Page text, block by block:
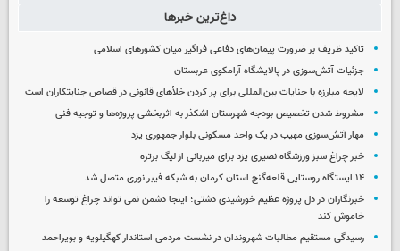
داغ‌ترین خبرها
تاکید ظریف بر ضرورت پیمان‌های دفاعی فراگیر میان کشورهای اسلامی
جزئیات آتش‌سوزی در پالایشگاه آرامکوی عربستان
لایحه مبارزه با جنایات بین‌المللی برای پر کردن خلأهای قانونی در قصاص جنایتکاران است
مشروط شدن تخصیص بودجه شهرستان اشکذر به اثربخشی پروژه‌ها و توجیه فنی
مهار آتش‌سوزی مهیب در یک واحد مسکونی بلوار جمهوری یزد
خبر چراغ سبز ورزشگاه نصیری یزد برای میزبانی از لیگ برتره
۱۴ ایستگاه روستایی قلعه‌گنج استان کرمان به شبکه فیبر نوری متصل شد
خبرنگاران در دل پروژه عظیم خورشیدی دشتی؛ اینجا دشمن نمی‌ تواند چراغ توسعه را
خاموش کند
رسیدگی مستقیم مطالبات شهروندان در نشست مردمی استاندار کهگیلویه و بویراحمد